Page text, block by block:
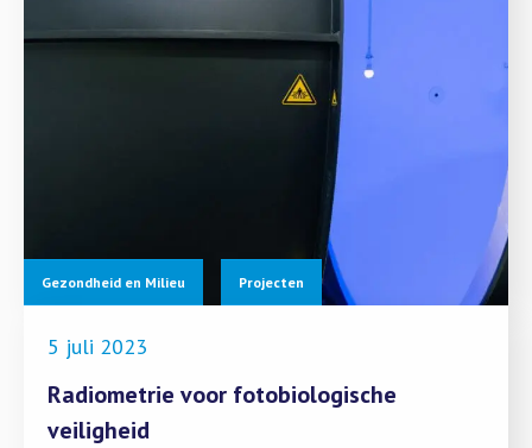
Gezondheid en Milieu Projecten
5 juli 2023
Radiometrie voor fotobiologische
veiligheid